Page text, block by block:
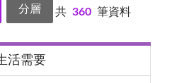
分層 共 360 筆資料
活需要